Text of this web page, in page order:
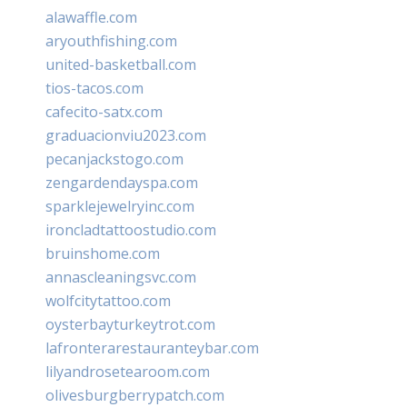
alawaffle.com
aryouthfishing.com
united-basketball.com
tios-tacos.com
cafecito-satx.com
graduacionviu2023.com
pecanjackstogo.com
zengardendayspa.com
sparklejewelryinc.com
ironcladtattoostudio.com
bruinshome.com
annascleaningsvc.com
wolfcitytattoo.com
oysterbayturkeytrot.com
lafronterarestauranteybar.com
lilyandrosetearoom.com
olivesburgberrypatch.com